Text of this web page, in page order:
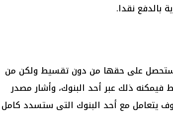
بالدفع نقدا.
ستحصل على حقها من دون تقسيط ولكن من
ذلك عبر أحد البنوك، وأشار مصدر
يتعامل مع أحد البنوك التى ستسدد كامل